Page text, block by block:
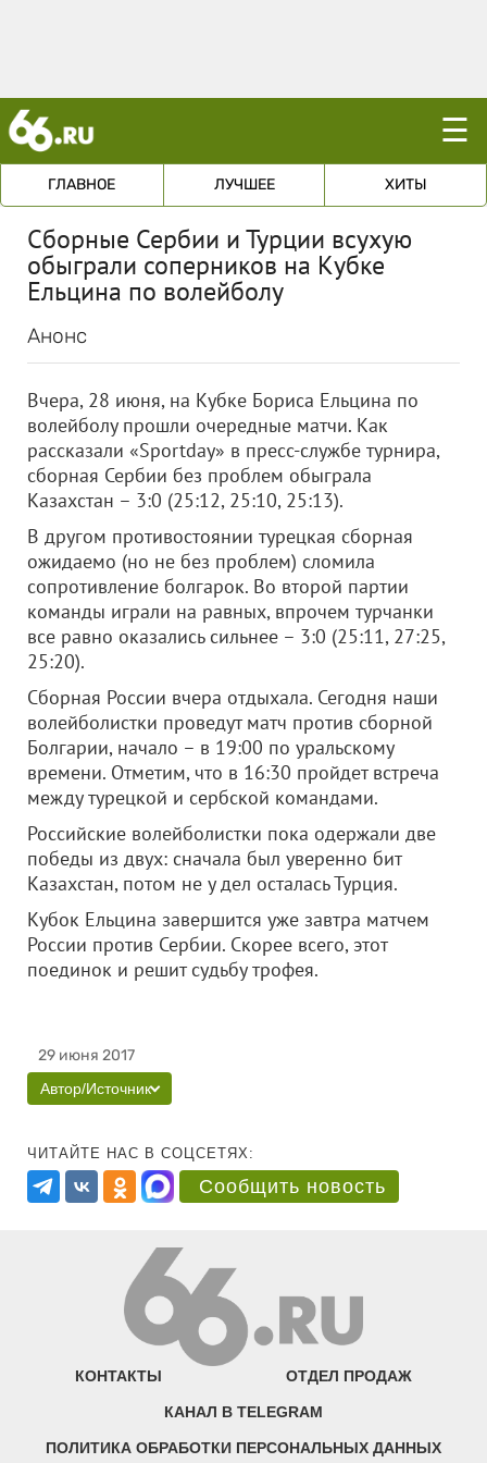
☰
ГЛАВНОЕ ЛУЧШЕЕ ХИТЫ
Сборные Сербии и Турции всухую
обыграли соперников на Кубке
Ельцина по волейболу
Анонс
Вчера, 28 июня, на Кубке Бориса Ельцина по
волейболу прошли очередные матчи. Как
рассказали «Sportday» в пресс-службе турнира,
сборная Сербии без проблем обыграла
Казахстан – 3:0 (25:12, 25:10, 25:13).
В другом противостоянии турецкая сборная
ожидаемо (но не без проблем) сломила
сопротивление болгарок. Во второй партии
команды играли на равных, впрочем турчанки
все равно оказались сильнее – 3:0 (25:11, 27:25,
25:20).
Сборная России вчера отдыхала. Сегодня наши
волейболистки проведут матч против сборной
Болгарии, начало – в 19:00 по уральскому
времени. Отметим, что в 16:30 пройдет встреча
между турецкой и сербской командами.
Российские волейболистки пока одержали две
победы из двух: сначала был уверенно бит
Казахстан, потом не у дел осталась Турция.
Кубок Ельцина завершится уже завтра матчем
России против Сербии. Скорее всего, этот
поединок и решит судьбу трофея.
29 июня 2017
Автор/Источник
ЧИТАЙТЕ НАС В СОЦСЕТЯХ:
Сообщить новость
КОНТАКТЫ ОТДЕЛ ПРОДАЖ
КАНАЛ В TELEGRAM
ПОЛИТИКА ОБРАБОТКИ ПЕРСОНАЛЬНЫХ ДАННЫХ